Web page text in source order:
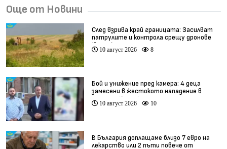
Още от Новини
След взрива край границата: Засилват
патрулите и контрола срещу дронове
(видео)
10 август 2026 8
Бой и унижение пред камера: 4 деца
замесени в жестокото нападение в
Радомир (видео)
10 август 2026 10
В България доплащаме близо 7 евро на
лекарство или 2 пъти повече от